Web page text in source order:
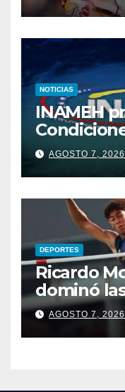
NOTICIAS
INAMEH
para las
de este
2026
AGOSTO 7, 2026
DEPORTES
Ricardo
dominó
AGOSTO 7, 2026